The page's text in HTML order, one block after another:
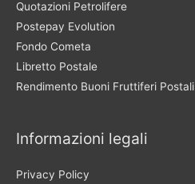
Quotazioni Petrolifere
Postepay Evolution
Fondo Cometa
Libretto Postale
Rendimento Buoni Fruttiferi Postali
Informazioni legali
Privacy Policy